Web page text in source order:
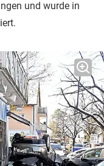
und wurde in